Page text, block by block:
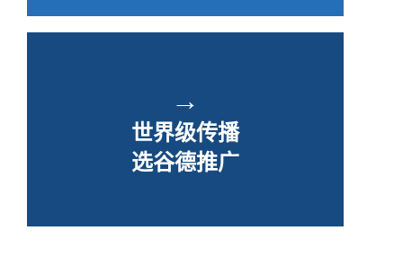
→
世界级传播
选谷德推广